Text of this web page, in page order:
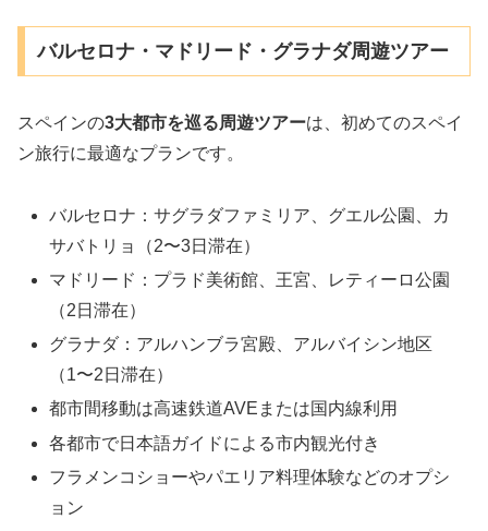
バルセロナ・マドリード・グラナダ周遊ツアー
スペインの3大都市を巡る周遊ツアーは、初めてのスペイ
ン旅行に最適なプランです。
バルセロナ：サグラダファミリア、グエル公園、カ
サバトリョ（2〜3日滞在）
マドリード：プラド美術館、王宮、レティーロ公園
（2日滞在）
グラナダ：アルハンブラ宮殿、アルバイシン地区
（1〜2日滞在）
都市間移動は高速鉄道AVEまたは国内線利用
各都市で日本語ガイドによる市内観光付き
フラメンコショーやパエリア料理体験などのオプシ
ョン